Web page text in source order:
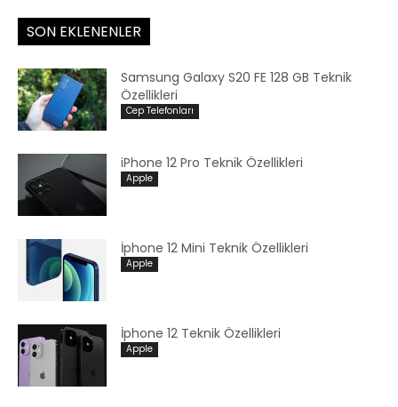
SON EKLENENLER
Samsung Galaxy S20 FE 128 GB Teknik
Özellikleri
Cep Telefonları
iPhone 12 Pro Teknik Özellikleri
Apple
İphone 12 Mini Teknik Özellikleri
Apple
İphone 12 Teknik Özellikleri
Apple